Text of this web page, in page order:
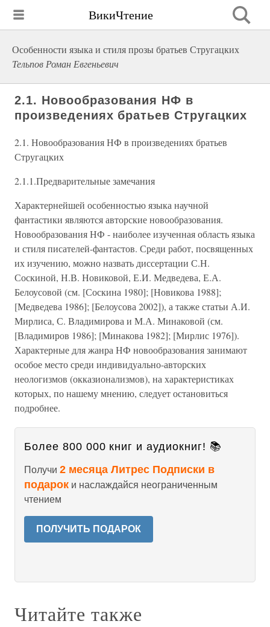
ВикиЧтение
Особенности языка и стиля прозы братьев Стругацких
Тельпов Роман Евгеньевич
2.1. Новообразования НФ в
произведениях братьев Стругацких
2.1. Новообразования НФ в произведениях братьев
Стругацких
2.1.1.Предварительные замечания
Характернейшей особенностью языка научной
фантастики являются авторские новообразования.
Новообразования НФ - наиболее изученная область языка
и стиля писателей-фантастов. Среди работ, посвященных
их изучению, можно назвать диссертации С.Н.
Соскиной, Н.В. Новиковой, Е.И. Медведева, Е.А.
Белоусовой (см. [Соскина 1980]; [Новикова 1988];
[Медведева 1986]; [Белоусова 2002]), а также статьи А.И.
Мирлиса, С. Владимирова и М.А. Минаковой (см.
[Владимиров 1986]; [Минакова 1982]; [Мирлис 1976]).
Характерные для жанра НФ новообразования занимают
особое место среди индивидуально-авторских
неологизмов (окказионализмов), на характеристиках
которых, по нашему мнению, следует остановиться
подробнее.
Более 800 000 книг и аудиокниг! 📚
Получи 2 месяца Литрес Подписки в
подарок и наслаждайся неограниченным
чтением
ПОЛУЧИТЬ ПОДАРОК
Читайте также